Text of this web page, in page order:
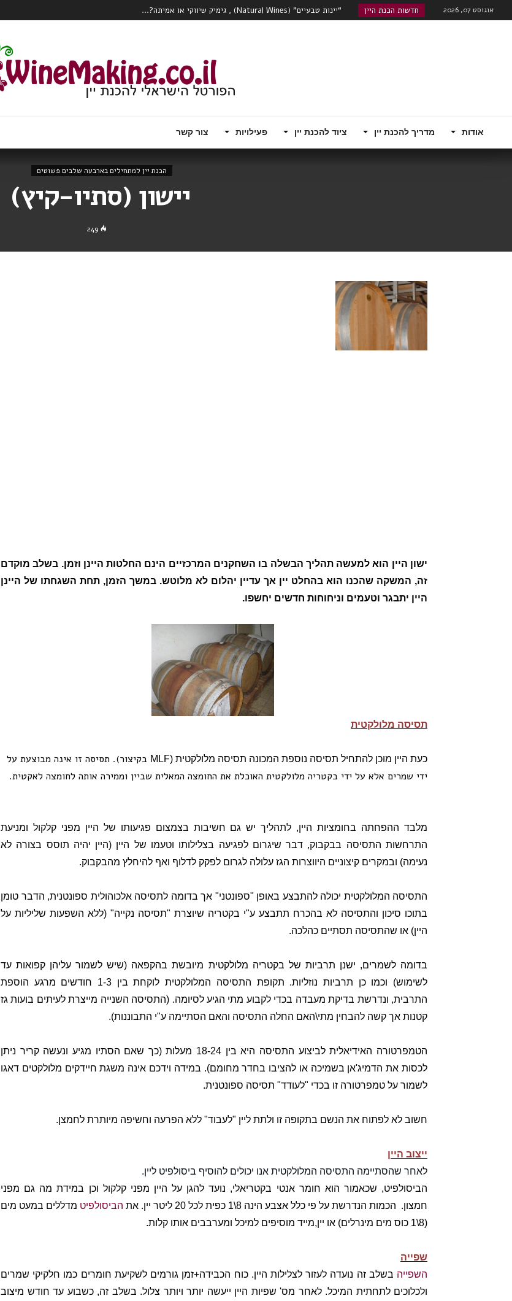
אוגוסט 07, 2026 חדשות הכנת היין
טרואר – מה משפיע יותר על היין, אתר הכרם או הClone?...
האם הודו היא סין הבאה מבחינת שוק צרכני יין?...
המהפכה הרובוטית מגיעה לכרם – Wall Ye – הדלייה, ניטור ואפילו בציר ידני
אודות מדריך להכנת יין ציוד להכנת יין פעילויות צור קשר
הכנת יין למתחילים בארבעה שלבים פשוטים
יישון (סתיו-קיץ)
249
ישון היין הוא למעשה תהליך הבשלה בו השחקנים המרכזיים הינם החלטות היינן וזמן. בשלב מוקדם
זה, המשקה שהכנו הוא בהחלט יין אך עדיין יהלום לא מלוטש. במשך הזמן, תחת השגחתו של היינן
היין יתבגר וטעמים וניחוחות חדשים יחשפו.
תסיסה מלולקטית
כעת היין מוכן להתחיל תסיסה נוספת המכונה תסיסה מלולקטית (MLF בקיצור). תסיסה זו אינה מבוצעת על
ידי שמרים אלא על ידי בקטריה מלולקטית האוכלת את החומצה המאלית שביין וממירה אותה לחומצה לאקטית.
מלבד ההפחתה בחומציות היין, לתהליך יש גם חשיבות בצמצום פגיעותו של היין מפני קלקול ומניעת
התרחשות התסיסה בבקבוק, דבר שיגרום לפגיעה בצלילותו וטעמו של היין (היין יהיה תוסס בצורה לא
נעימה) ובמקרים קיצוניים היווצרות הגז עלולה לגרום לפקק לדלוף ואף להיחלץ מהבקבוק.
התסיסה המלולקטית יכולה להתבצע באופן "ספונטני" אך בדומה לתסיסה אלכוהולית ספונטנית, הדבר טומן
בתוכו סיכון והתסיסה לא בהכרח תתבצע ע"י בקטריה שיוצרת "תסיסה נקייה" (ללא השפעות שליליות על
היין) או שהתסיסה תסתיים כהלכה.
בדומה לשמרים, ישנן תרביות של בקטריה מלולקטית מיובשת בהקפאה (שיש לשמור עליהן קפואות עד
לשימוש) וכמו כן תרביות נוזליות. תקופת התסיסה המלולקטית לוקחת בין 1-3 חודשים מרגע הוספת
התרבית, ונדרשת בדיקת מעבדה בכדי לקבוע מתי הגיע לסיומה. (התסיסה השנייה מייצרת לעיתים בועות גז
קטנות אך קשה להבחין מתי\האם החלה התסיסה והאם הסתיימה ע"י התבוננות).
הטמפרטורה האידיאלית לביצוע התסיסה היא בין 18-24 מעלות (כך שאם הסתיו מגיע ונעשה קריר ניתן
לכסות את הדמיג'אן בשמיכה או להציבו בחדר מחומם). במידה וידכם אינה משגת חיידקים מלולקטים דאגו
לשמור על טמפרטורה זו בכדי "לעודד" תסיסה ספונטנית.
חשוב לא לפתוח את הנשם בתקופה זו ולתת ליין "לעבוד" ללא הפרעה וחשיפה מיותרת לחמצן.
ייצוב היין
לאחר שהסתיימה התסיסה המלולקטית אנו יכולים להוסיף ביסולפיט ליין.
הביסולפיט, שכאמור הוא חומר אנטי בקטריאלי, נועד להגן על היין מפני קלקול וכן במידת מה גם מפני
חמצון. הכמות הנדרשת על פי כלל אצבע הינה 8\1 כפית לכל 20 ליטר יין. את הביסולפיט מדללים במעט מים
(8\1 כוס מים מינרלים) או יין,מייד מוסיפים למיכל ומערבבים אותו קלות.
שפייה
השפייה בשלב זה נועדה לעזור לצלילות היין. כוח הכבידה+זמן גורמים לשקיעת חומרים כמו חלקיקי שמרים
ולכלוכים לתחתית המיכל. לאחר מס' שפיות היין ייעשה יותר ויותר צלול. בשלב זה, כשבוע עד חודש מיצוב